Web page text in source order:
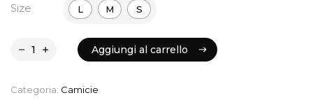
Size L M S
Aggiungi al carrello
Aggiungi al carrello
Categoria: Camicie